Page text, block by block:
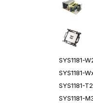
SYS1181-
SYS1181-
SYS1181-
SYS1181-